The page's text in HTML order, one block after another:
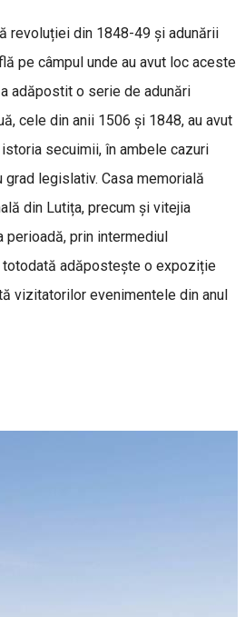
revoluției din 1848-49 și adunării
pe câmpul unde au avut loc aceste
adăpostit o serie de adunări
cele din anii 1506 și 1848, au avut
secuimii, în ambele cazuri
legislativ. Casa memorială
din Lutița, precum și vitejia
prin intermediul
adăpostește o expoziție
vizitatorilor evenimentele din anul